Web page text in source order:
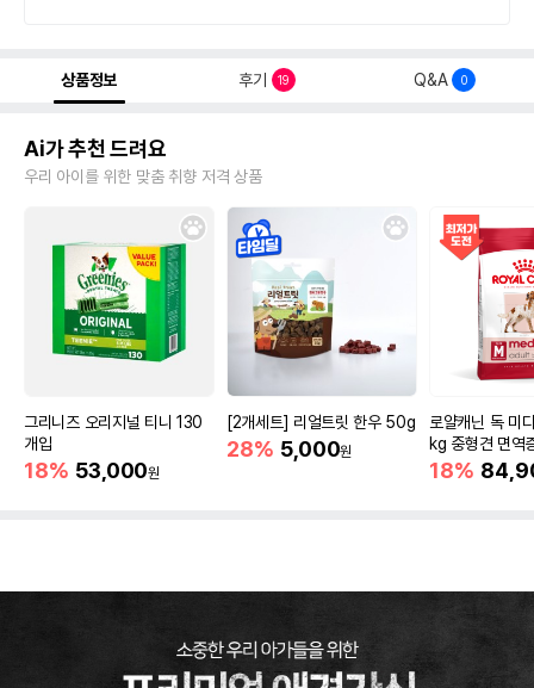
상품정보 후기 19 Q&A 0
Ai가 추천 드려요
우리 아이를 위한 맞춤 취향 저격 상품
그리니즈 오리지널 티니 130
개입
18% 53,000원
[2개세트] 리얼트릿 한우 50g
28% 5,000원
로얄캐닌 독 미
kg 중형견 면역
18%